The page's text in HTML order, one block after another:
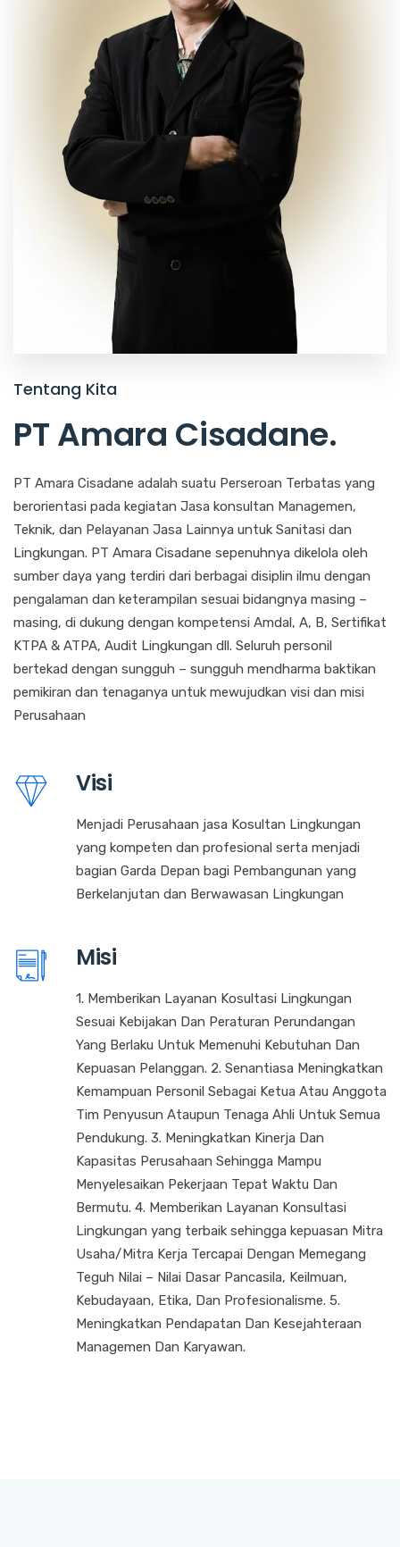
Tentang Kita
PT Amara Cisadane.
PT Amara Cisadane adalah suatu Perseroan Terbatas yang
berorientasi pada kegiatan Jasa konsultan Managemen,
Teknik, dan Pelayanan Jasa Lainnya untuk Sanitasi dan
Lingkungan. PT Amara Cisadane sepenuhnya dikelola oleh
sumber daya yang terdiri dari berbagai disiplin ilmu dengan
pengalaman dan keterampilan sesuai bidangnya masing –
masing, di dukung dengan kompetensi Amdal, A, B, Sertifikat
KTPA & ATPA, Audit Lingkungan dll. Seluruh personil
bertekad dengan sungguh – sungguh mendharma baktikan
pemikiran dan tenaganya untuk mewujudkan visi dan misi
Perusahaan
Visi
Menjadi Perusahaan jasa Kosultan Lingkungan
yang kompeten dan profesional serta menjadi
bagian Garda Depan bagi Pembangunan yang
Berkelanjutan dan Berwawasan Lingkungan
Misi
1. Memberikan Layanan Kosultasi Lingkungan
Sesuai Kebijakan Dan Peraturan Perundangan
Yang Berlaku Untuk Memenuhi Kebutuhan Dan
Kepuasan Pelanggan. 2. Senantiasa Meningkatkan
Kemampuan Personil Sebagai Ketua Atau Anggota
Tim Penyusun Ataupun Tenaga Ahli Untuk Semua
Pendukung. 3. Meningkatkan Kinerja Dan
Kapasitas Perusahaan Sehingga Mampu
Menyelesaikan Pekerjaan Tepat Waktu Dan
Bermutu. 4. Memberikan Layanan Konsultasi
Lingkungan yang terbaik sehingga kepuasan Mitra
Usaha/Mitra Kerja Tercapai Dengan Memegang
Teguh Nilai – Nilai Dasar Pancasila, Keilmuan,
Kebudayaan, Etika, Dan Profesionalisme. 5.
Meningkatkan Pendapatan Dan Kesejahteraan
Managemen Dan Karyawan.